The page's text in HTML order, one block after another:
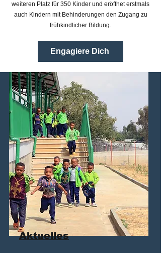
weiteren Platz für 350 Kinder und eröffnet erstmals
auch Kindern mit Behinderungen den Zugang zu
frühkindlicher Bildung.
Engagiere Dich
Aktuelles